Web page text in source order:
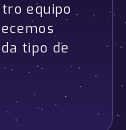
equipo
tipo de